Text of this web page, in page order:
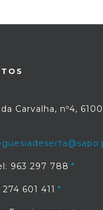
Carvalha, nº4,
963 297 788
601 411